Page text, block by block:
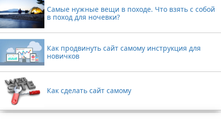
Самые нужные вещи в походе. Что взять с собой
в поход для ночевки?
Как продвинуть сайт самому инструкция для
новичков
Как сделать сайт самому